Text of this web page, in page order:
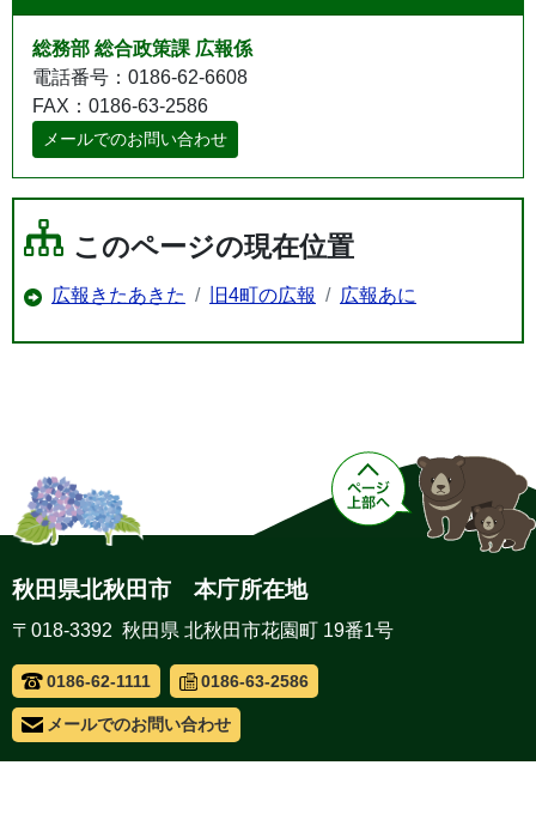
総務部 総合政策課 広報係
電話番号：0186-62-6608
FAX：0186-63-2586
メールでのお問い合わせ
このページの現在位置
広報きたあきた 旧4町の広報 広報あに
秋田県北秋田市 本庁所在地
〒018-3392 秋田県 北秋田市花園町 19番1号
0186-62-1111 0186-63-2586
メールでのお問い合わせ